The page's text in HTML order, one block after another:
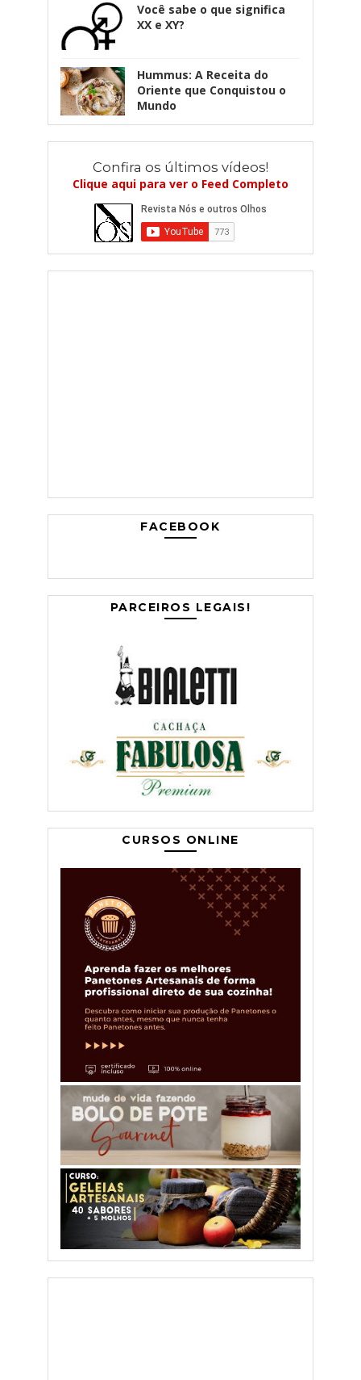
Você sabe o que significa
XX e XY?
Hummus: A Receita do
Oriente que Conquistou o
Mundo
Confira os últimos vídeos!
Clique aqui para ver o Feed Completo
FACEBOOK
PARCEIROS LEGAIS!
CURSOS ONLINE